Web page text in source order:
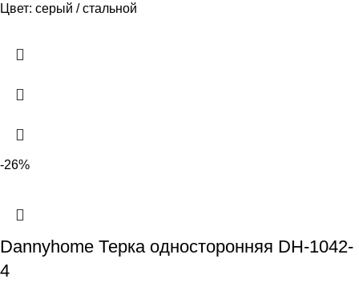
Цвет: серый / стальной
-26%
Dannyhome Терка односторонняя DH-1042-
4